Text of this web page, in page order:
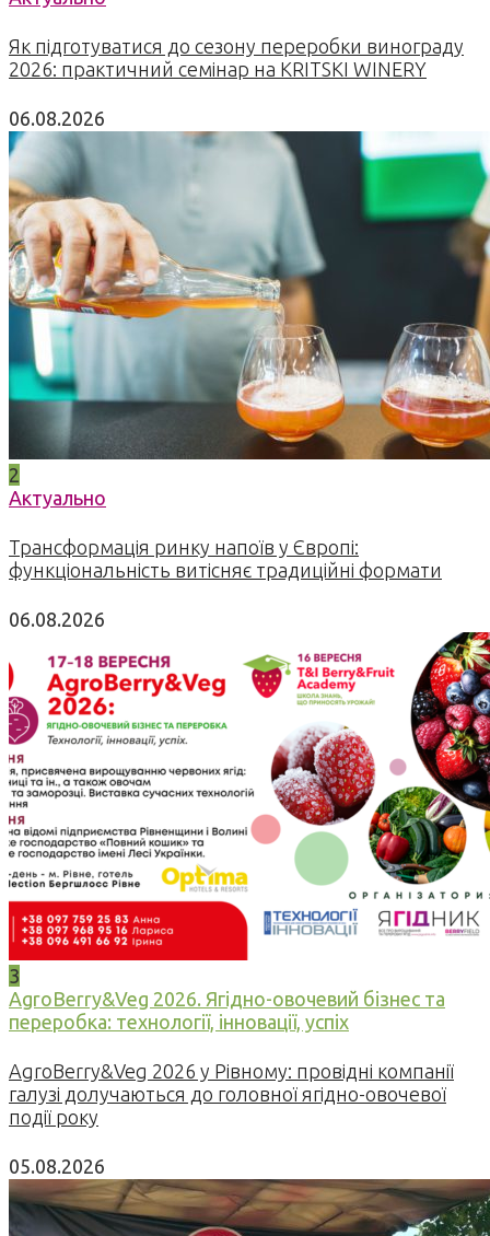
Як підготуватися до сезону переробки винограду
2026: практичний семінар на KRITSKI WINERY
06.08.2026
2
Актуально
Трансформація ринку напоїв у Європі:
функціональність витісняє традиційні формати
06.08.2026
3
AgroBerry&Veg 2026. Ягідно-овочевий бізнес та
переробка: технології, інновації, успіх
AgroBerry&Veg 2026 у Рівному: провідні компанії
галузі долучаються до головної ягідно-овочевої
події року
05.08.2026